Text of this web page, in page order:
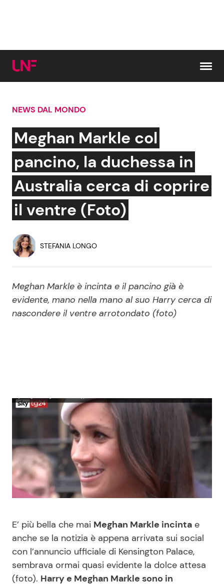
Cerca:
News e Cronaca
Attualità Italiana
Dal Mondo
Economia
Persone Scomparse
Politica
Gossip e TV
Bellezze VIP
Coppie VIP
Reality e Talent
Soap Opera
News Musica
News Spettacolo
Benessere
Casa
Moda e Style
Mondo Mamma
News benessere
Cucina e Ricette
Consigli di Cucina
Le Ricette in TV
Primi Piatti
NEWS DAL MONDO
Meghan Markle col
pancino, la duchessa in
Australia cerca di coprire
il ventre (Foto)
STEFANIA LONGO
Meghan Markle è incinta e il pancino già è
evidente, mano nella mano al suo Harry cerca di
nascondere il ventre arrotondato (foto)
E’ più bella che mai Meghan Markle incinta e
anche se la notizia è appena arrivata sui social
con l’annuncio ufficiale di Kensington Palace,
sembrava ormai quasi evidente la dolce attesa
(foto). Harry e Meghan Markle sono in